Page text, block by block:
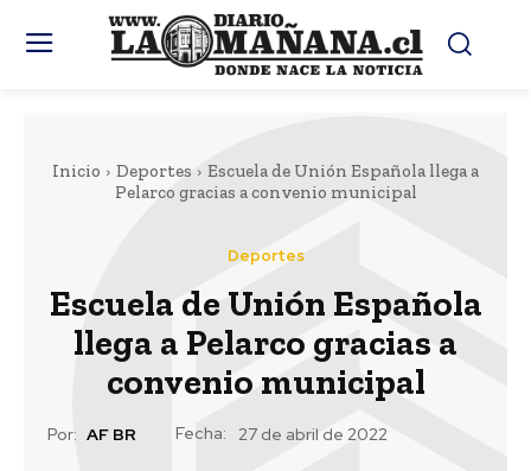
Inicio Deportes
Escuela de Unión Española llega a
Pelarco gracias a convenio municipal
Deportes
Escuela de Unión Española
llega a Pelarco gracias a
convenio municipal
Por: AF BR Fecha: 27 de abril de 2022